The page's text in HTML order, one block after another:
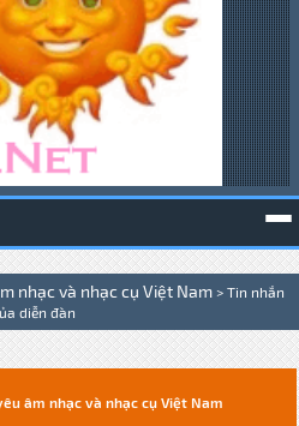
nhạc và nhạc cụ Việt Nam > Tin nhắn
diễn đàn
âm nhạc và nhạc cụ Việt Nam